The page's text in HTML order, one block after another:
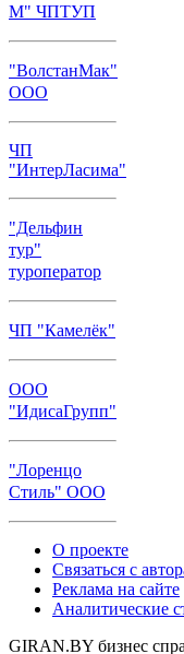
М" ЧПТУП
"ВолстанМак"
ООО
ЧП
"ИнтерЛасима"
"Дельфин
тур"
туроператор
ЧП "Камелёк"
ООО
"ИдисаГрупп"
"Лоренцо
Стиль" ООО
О проекте
Связаться с
Реклама на сайте
Аналитические
GIRAN.BY бизнес